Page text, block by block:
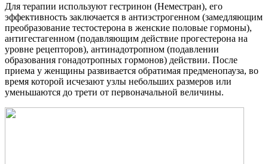
Для терапии используют гестринон (Неместран), его
эффективность заключается в антиэстрогенном (замедляющим
преобразование тестостерона в женские половые гормоны),
антигестагенном (подавляющим действие прогестерона на
уровне рецепторов), антинадотропном (подавлении
образования гонадотропных гормонов) действии. После
приема у женщины развивается обратимая предменопауза, во
время которой исчезают узлы небольших размеров или
уменьшаются до трети от первоначальной величины.